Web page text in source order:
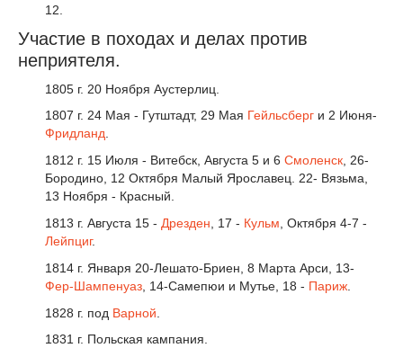
12.
Участие в походах и делах против
неприятеля.
1805 г. 20 Ноября Аустерлиц.
1807 г. 24 Мая - Гутштадт, 29 Мая Гейльсберг и 2 Июня-
Фридланд.
1812 г. 15 Июля - Витебск, Августа 5 и 6 Смоленск , 26-
Бородино, 12 Октября Малый Ярославец. 22- Вязьма,
13 Ноября - Красный.
1813 г. Августа 15 - Дрезден , 17 - Кульм , Октября 4-7 -
Лейпциг.
1814 г. Января 20-Лешато-Бриен, 8 Марта Арси, 13-
Фер-Шампенуаз , 14-Самепюи и Мутье, 18 - Париж
1828 г. под Варной
1831 г. Польская кампания.